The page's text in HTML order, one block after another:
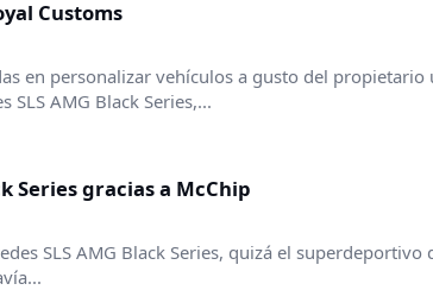
Customs
en personalizar vehículos a gusto del propietario
AMG Black Series,...
Series gracias a McChip
SLS AMG Black Series, quizá el superdeportivo